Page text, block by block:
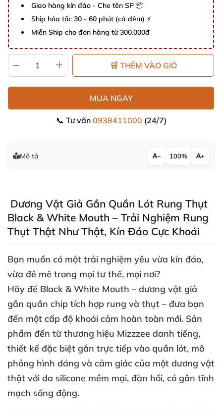
Giao hàng kín đáo - Che tên SP 📦
Ship hỏa tốc 30 - 60 phút (cả đêm) ⚡
Miễn Ship cho đơn hàng từ 300.000đ
🛒 THÊM VÀO GIỎ
MUA NGAY
📞 Tư vấn 0938411000 (24/7)
Mô tả − 100% +
Dương Vật Giả Gắn Quần Lót Rung Thụt
Black & White Mouth – Trải Nghiệm Rung
Thụt Thật Như Thật, Kín Đáo Cực Khoái
Bạn muốn có một trải nghiệm yêu vừa kín đáo,
vừa đê mê trong mọi tư thế, mọi nơi?
Hãy để Black & White Mouth – dương vật giả
gắn quần chip tích hợp rung và thụt – đưa bạn
đến một cấp độ khoái cảm hoàn toàn mới. Sản
phẩm đến từ thương hiệu Mizzzee danh tiếng,
thiết kế đặc biệt gắn trực tiếp vào quần lót, mô
phỏng hình dáng và cảm giác của một dương vật
thật với da silicone mềm mại, đàn hồi, có gân tĩnh
mạch sống động.